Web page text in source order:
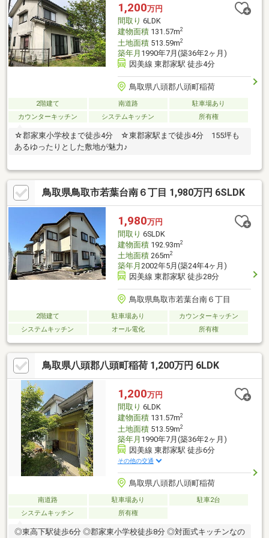
1,200万円
間取り 6LDK
建物面積131.57m2
土地面積513.59m2
築年月 1990年7月(築36年2ヶ月)
因美線 東郡家駅 徒歩4分
鳥取県八頭郡八頭町稲荷
2階建て 南道路
駐車場あり
カウンターキッチン
システムキッチン 所有権
☆郡家東小学校まで徒歩4分 ☆東郡家駅まで徒歩4分 155坪も
あるゆったりとした敷地が魅力♪
鳥取県鳥取市若葉台南６丁目 1,980万円 6SLDK
1,980万円
間取り 6SLDK
建物面積192.93m2
土地面積265m2
築年月 2002年5月(築24年4ヶ月)
因美線 東郡家駅 徒歩28分
鳥取県鳥取市若葉台南６丁目
2階建て 駐車場あり
カウンターキッチン
システムキッチン
オール電化 所有権
鳥取県八頭郡八頭町稲荷 1,200万円 6LDK
1,200万円
間取り 6LDK
建物面積131.57m2
土地面積513.59m2
築年月 1990年7月(築36年2ヶ月)
因美線 東郡家駅 徒歩6分
その他の交通
鳥取県八頭郡八頭町稲荷
南道路 駐車場あり
駐車2台
システムキッチン
所有権
◎東高下駅徒歩6分 ◎郡家東小学校徒歩8分 ◎対面式キッチンなの